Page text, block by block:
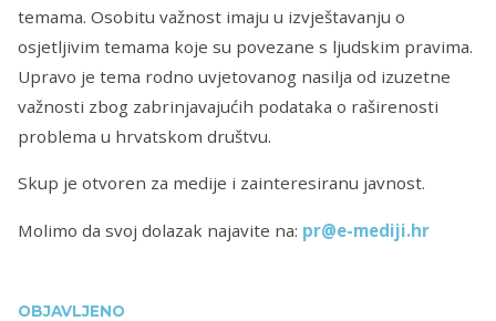
OBJAVLJENO
temama. Osobitu važnost imaju u izvještavanju o
osjetljivim temama koje su povezane s ljudskim pravima.
Upravo je tema rodno uvjetovanog nasilja od izuzetne
važnosti zbog zabrinjavajućih podataka o raširenosti
problema u hrvatskom društvu.
Skup je otvoren za medije i zainteresiranu javnost.
Molimo da svoj dolazak najavite na: pr@e-mediji.hr